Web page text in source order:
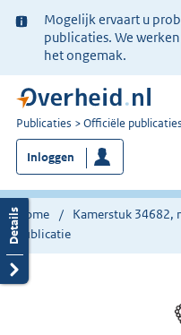
Ter
informatie:
Mogelijk ervaart u
publicaties. We
het ongemak.
U
bent
nu
hier:
Publicaties Officiële publicaties
Inloggen
Home Kamerstuk 34682,
publicatie